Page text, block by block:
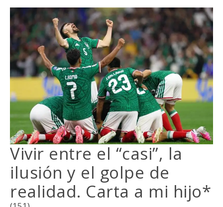
Vivir entre el “casi”, la
ilusión y el golpe de
realidad. Carta a mi hijo*